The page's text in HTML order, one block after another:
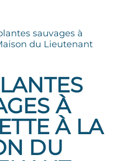
sauvages à
du Lieutenant
À
À LA
DU